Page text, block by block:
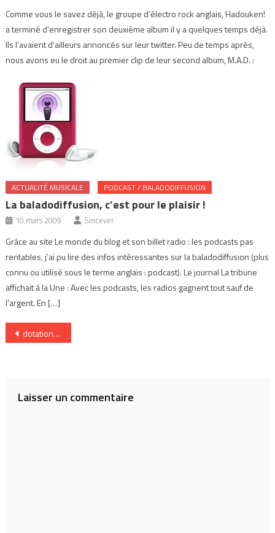
Comme vous le savez déjà, le groupe d’électro rock anglais, Hadouken!
a terminé d’enregistrer son deuxième album il y a quelques temps déjà.
Ils l’avaient d’ailleurs annoncés sur leur twitter. Peu de temps après,
nous avons eu le droit au premier clip de leur second album, M.A.D. :
ACTUALITÉ MUSICALE PODCAST / BALADODIFFUSION
La baladodiffusion, c’est pour le plaisir !
10 mars 2009 Sincever
Grâce au site Le monde du blog et son billet radio : les podcasts pas
rentables, j’ai pu lire des infos intéressantes sur la baladodiffusion (plus
connu ou utilisé sous le terme anglais : podcast). Le journal La tribune
affichait à la Une : Avec les podcasts, les radios gagnent tout sauf de
l’argent. En […]
Navigation
dotation_blog_party2
Laisser un commentaire